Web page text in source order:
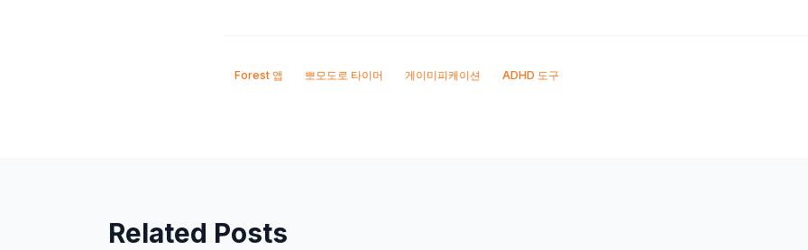
Forest 앱 뽀모도로 타이머 게이미피케이션 ADHD 도구
Related Posts